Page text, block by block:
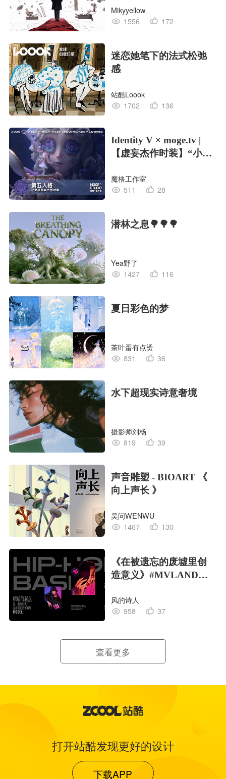
Mikyyellow
1556
172
迷恋她笔下的法式松弛
感
站酷Loook
1702
136
Identity V × moge.tv |
【虚妄杰作时装】“小女
魔格工作室
511
28
潜林之息🌳🌳🌳
Yea野了
1427
116
夏日彩色的梦
茶叶蛋有点烫
831
36
水下超现实诗意奢境
摄影师刘杨
819
39
声音雕塑 - BIOART 《
向上声长 》
吴问WENWU
1467
130
《在被遗忘的废墟里创
造意义》#MVLAND嘻
风的诗人
958
37
查看更多
打开站酷发现更好的设计
下载APP